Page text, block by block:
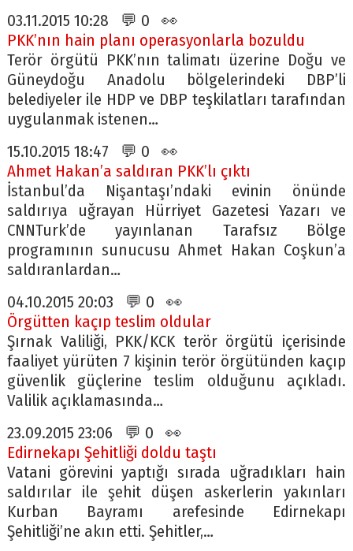
03.11.2015 10:28 💬 0 👀
PKK’nın hain planı operasyonlarla bozuldu
Terör örgütü PKK’nın talimatı üzerine Doğu ve
Güneydoğu Anadolu bölgelerindeki DBP’li
belediyeler ile HDP ve DBP teşkilatları tarafından
uygulanmak istenen…
15.10.2015 18:47 💬 0 👀
Ahmet Hakan’a saldıran PKK’lı çıktı
İstanbul’da Nişantaşı’ndaki evinin önünde
saldırıya uğrayan Hürriyet Gazetesi Yazarı ve
CNNTurk’de yayınlanan Tarafsız Bölge
programının sunucusu Ahmet Hakan Coşkun’a
saldıranlardan…
04.10.2015 20:03 💬 0 👀
Örgütten kaçıp teslim oldular
Şırnak Valiliği, PKK/KCK terör örgütü içerisinde
faaliyet yürüten 7 kişinin terör örgütünden kaçıp
güvenlik güçlerine teslim olduğunu açıkladı.
Valilik açıklamasında…
23.09.2015 23:06 💬 0 👀
Edirnekapı Şehitliği doldu taştı
Vatani görevini yaptığı sırada uğradıkları hain
saldırılar ile şehit düşen askerlerin yakınları
Kurban Bayramı arefesinde Edirnekapı
Şehitliği’ne akın etti. Şehitler,…